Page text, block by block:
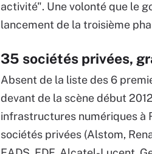
activité". Une volonté que le
lancement de la troisième
35 sociétés privées,
Absent de la liste des 6
devant de la scène début
infrastructures numériques à
sociétés privées (Alstom,